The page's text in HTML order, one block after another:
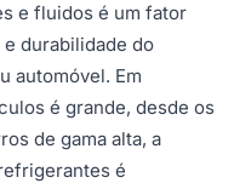
e fluidos é um fator
durabilidade do
automóvel. Em
é grande, desde os
de gama alta, a
é